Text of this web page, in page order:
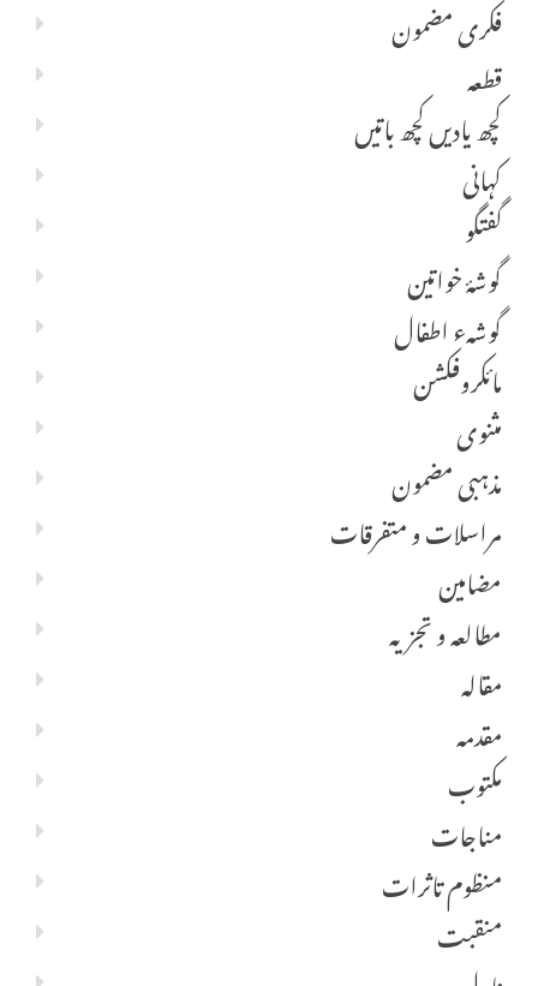
فکری مضمون
قطعہ
کچھ یادیں کچھ باتیں
کہانی
گفتگو
گوشۂ خواتین
گوشہء اطفال
مائکروفکشن
مثنوی
مذہبی مضمون
مراسلات و متفرقات
مضامین
مطالعہ و تجزیہ
مقالہ
مقدمہ
مکتوب
مناجات
منظوم تاثرات
منقبت